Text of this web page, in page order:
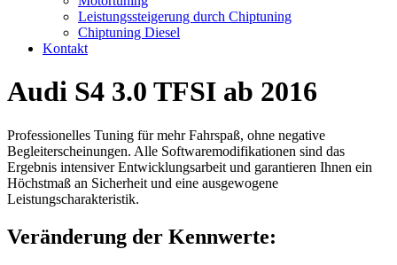
Leistungssteigerung durch Chiptuning
Chiptuning Diesel
Kontakt
Audi S4 3.0 TFSI ab 2016
Professionelles Tuning für mehr Fahrspaß, ohne negative
Begleiterscheinungen. Alle Softwaremodifikationen sind das
Ergebnis intensiver Entwicklungsarbeit und garantieren Ihnen ein
Höchstmaß an Sicherheit und eine ausgewogene
Leistungscharakteristik.
Veränderung der Kennwerte: